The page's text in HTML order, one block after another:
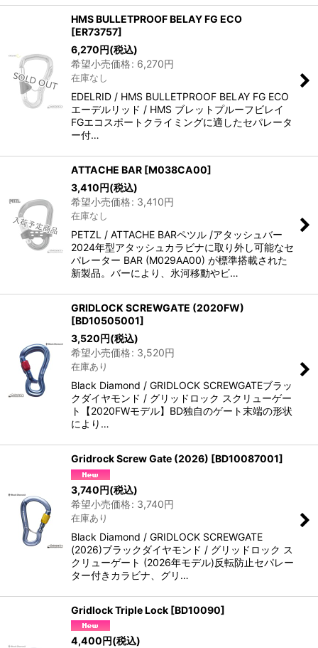
HMS BULLETPROOF BELAY FG ECO
[ER73757]
6,270円(税込)
希望小売価格: 6,270円
在庫なし
EDELRID / HMS BULLETPROOF BELAY FG ECO
エーデルリッド / HMS ブレットプルーフビレイ
FGエコスポートクライミングに適したセパレータ
ー付…
ATTACHE BAR [M038CA00]
3,410円(税込)
希望小売価格: 3,410円
在庫なし
PETZL / ATTACHE BARペツル /アタッシュバー
2024年型アタッシュカラビナに取り外し可能なセ
パレーター BAR (M029AA00) が標準搭載された
新製品。バーにより、氷河移動やビ…
GRIDLOCK SCREWGATE (2020FW)
[BD10505001]
3,520円(税込)
希望小売価格: 3,520円
在庫あり
Black Diamond / GRIDLOCK SCREWGATEブラッ
クダイヤモンド / グリッドロック スクリューゲー
ト【2020FWモデル】BD独自のゲート末端の形状
により…
Gridrock Screw Gate (2026) [BD10087001]
3,740円(税込)
希望小売価格: 3,740円
在庫あり
Black Diamond / GRIDLOCK SCREWGATE
(2026)ブラックダイヤモンド / グリッドロック ス
クリューゲート (2026年モデル)反転防止セパレー
ター付きカラビナ、グリ…
Gridlock Triple Lock [BD10090]
4,400円(税込)